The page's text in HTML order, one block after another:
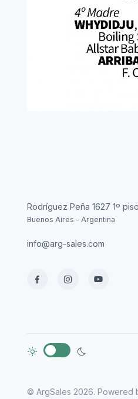
Rodríguez Peña 1627 1º
Buenos Aires - Argentina
info@arg-sales.com
© ArgSales 2026. Powered